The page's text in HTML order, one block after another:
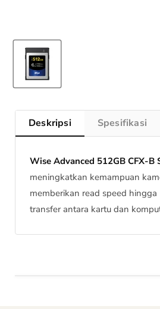
Deskripsi Spesifikasi
Wise Advanced 512GB CFX-B
meningkatkan kemampuan
memberikan read speed
transfer antara kartu dan